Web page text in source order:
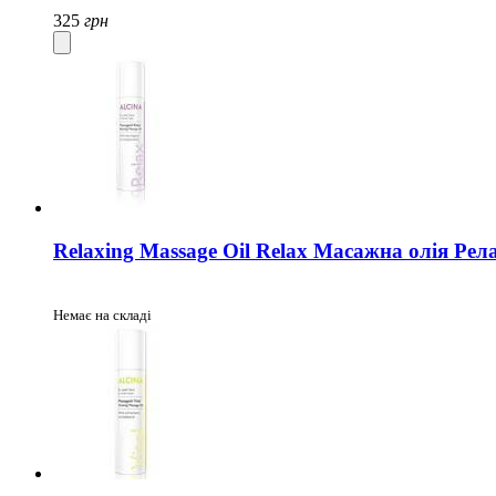
325 грн
Relaxing Massage Oil Relax Масажна олія
Немає на складі